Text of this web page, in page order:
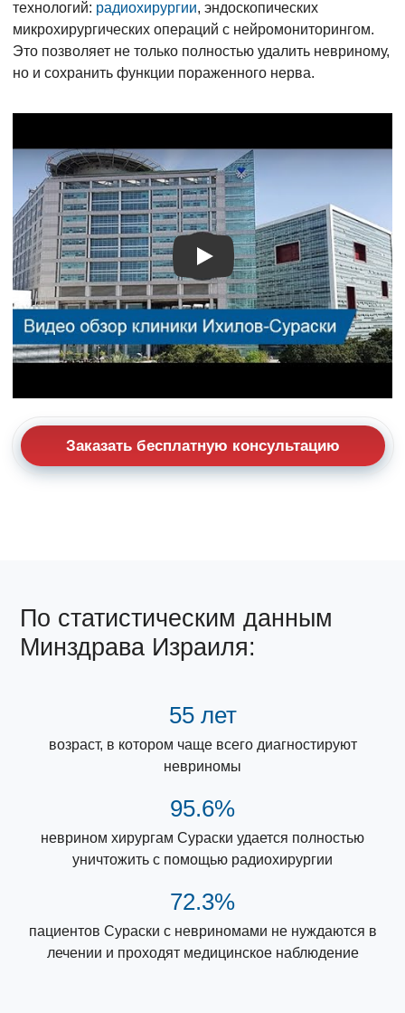
микрохирургических операций с нейромониторингом.
Это позволяет не только полностью удалить невриному,
но и сохранить функции пораженного нерва.
Видео о лечении
Заказать бесплатную консультацию
По статистическим данным
Минздрава Израиля:
55 лет
возраст, в котором чаще всего диагностируют
невриномы
95.6%
неврином хирургам Сураски удается полностью
уничтожить с помощью радиохирургии
72.3%
пациентов Сураски с невриномами не нуждаются в
лечении и проходят медицинское наблюдение